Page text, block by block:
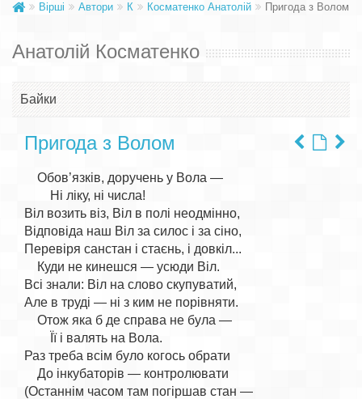
Вірші Автори К Косматенко Анатолій Пригода з Волом
Анатолій Косматенко
Байки
Пригода з Волом
    Обов’язків, доручень у Вола —
        Ні ліку, ні числа!
Віл возить віз, Віл в полі неодмінно,
Відповіда наш Віл за силос і за сіно,
Перевіря санстан і стаєнь, і довкіл...
    Куди не кинешся — усюди Віл.
Всі знали: Віл на слово скупуватий,
Але в труді — ні з ким не порівняти.
    Отож яка б де справа не була —
        Її і валять на Вола.
Раз треба всім було когось обрати
    До інкубаторів — контролювати
(Останнім часом там погіршав стан —